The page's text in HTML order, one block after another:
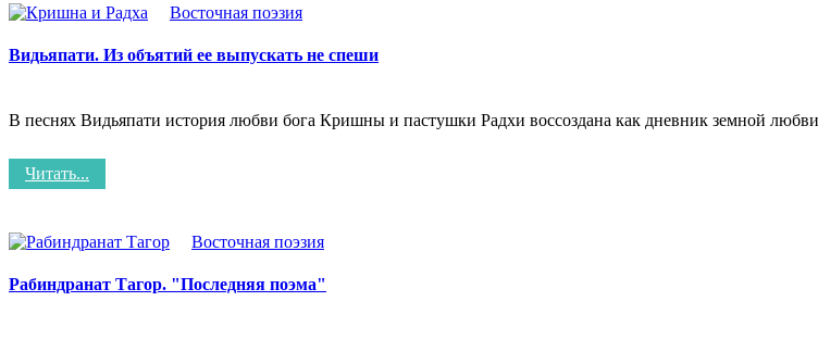
Восточная поэзия
Видьяпати. Из объятий ее выпускать не спеши
В песнях Видьяпати история любви бога Кришны и пастушки Радхи воссоздана как дневник земной
Читать...
Восточная поэзия
Рабиндранат Тагор. "Последняя поэма"